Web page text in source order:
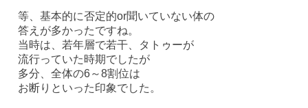
等、基本的に否定的or聞いていない体の
答えが多かったですね。
当時は、若年層で若干、タトゥーが
流行っていた時期でしたが
多分、全体の6～8割位は
お断りといった印象でした。